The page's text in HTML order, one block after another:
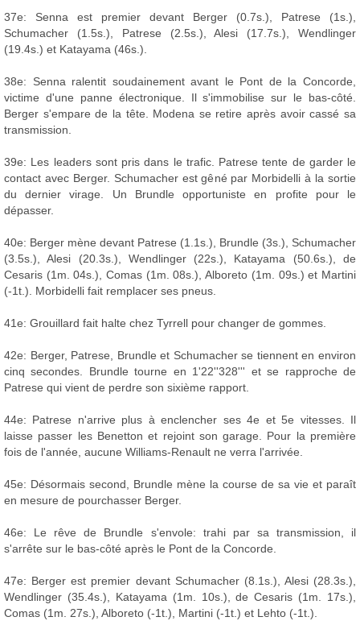
37e: Senna est premier devant Berger (0.7s.), Patrese (1s.),
Schumacher (1.5s.), Patrese (2.5s.), Alesi (17.7s.), Wendlinger
(19.4s.) et Katayama (46s.).
38e: Senna ralentit soudainement avant le Pont de la Concorde,
victime d'une panne électronique. Il s'immobilise sur le bas-côté.
Berger s'empare de la tête. Modena se retire après avoir cassé sa
transmission.
39e: Les leaders sont pris dans le trafic. Patrese tente de garder le
contact avec Berger. Schumacher est gêné par Morbidelli à la sortie
du dernier virage. Un Brundle opportuniste en profite pour le
dépasser.
40e: Berger mène devant Patrese (1.1s.), Brundle (3s.), Schumacher
(3.5s.), Alesi (20.3s.), Wendlinger (22s.), Katayama (50.6s.), de
Cesaris (1m. 04s.), Comas (1m. 08s.), Alboreto (1m. 09s.) et Martini
(-1t.). Morbidelli fait remplacer ses pneus.
41e: Grouillard fait halte chez Tyrrell pour changer de gommes.
42e: Berger, Patrese, Brundle et Schumacher se tiennent en environ
cinq secondes. Brundle tourne en 1'22''328''' et se rapproche de
Patrese qui vient de perdre son sixième rapport.
44e: Patrese n'arrive plus à enclencher ses 4e et 5e vitesses. Il
laisse passer les Benetton et rejoint son garage. Pour la première
fois de l'année, aucune Williams-Renault ne verra l'arrivée.
45e: Désormais second, Brundle mène la course de sa vie et paraît
en mesure de pourchasser Berger.
46e: Le rêve de Brundle s'envole: trahi par sa transmission, il
s'arrête sur le bas-côté après le Pont de la Concorde.
47e: Berger est premier devant Schumacher (8.1s.), Alesi (28.3s.),
Wendlinger (35.4s.), Katayama (1m. 10s.), de Cesaris (1m. 17s.),
Comas (1m. 27s.), Alboreto (-1t.), Martini (-1t.) et Lehto (-1t.).